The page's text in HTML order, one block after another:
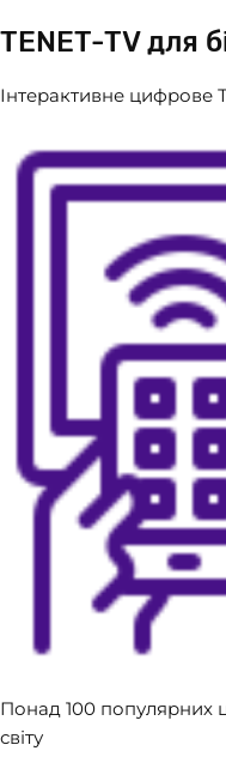
TENET-TV для
Інтерактивне цифрове
Понад 100 популярних
світу